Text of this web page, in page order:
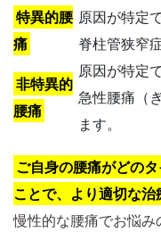
特異的腰
痛
原因が特定
脊柱管狭窄
非特異的
腰痛
原因が特定
急性腰痛（
ます。
ご自身の腰痛がどの
ことで、より適切な治
慢性的な腰痛でお悩